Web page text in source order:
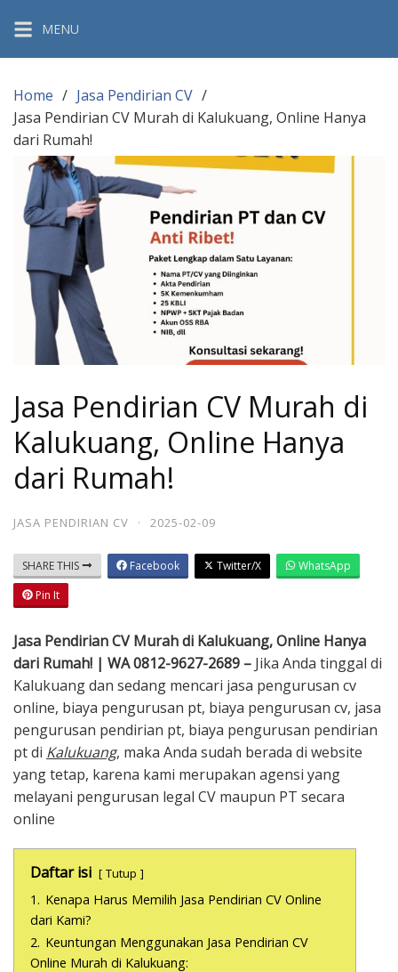
content
MENU
Home
Jasa Pendirian CV
Jasa Pendirian CV Murah di Kalukuang, Online Hanya
dari Rumah!
Jasa Pendirian CV Murah di
Kalukuang, Online Hanya
dari Rumah!
JASA PENDIRIAN CV · 2025-02-09
SHARE THIS Facebook Twitter/X
WhatsApp
Pin It
Jasa Pendirian CV Murah di Kalukuang, Online Hanya
dari Rumah! | WA 0812-9627-2689 – Jika Anda tinggal di
Kalukuang dan sedang mencari jasa pengurusan cv
online, biaya pengurusan pt, biaya pengurusan cv, jasa
pengurusan pendirian pt, biaya pengurusan pendirian
pt di Kalukuang, maka Anda sudah berada di website
yang tetap, karena kami merupakan agensi yang
melayani pengurusan legal CV maupun PT secara
online
Daftar isi Tutup
1. Kenapa Harus Memilih Jasa Pendirian CV Online
dari Kami?
2. Keuntungan Menggunakan Jasa Pendirian CV
Online Murah di Kalukuang: